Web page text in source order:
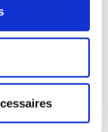
pour